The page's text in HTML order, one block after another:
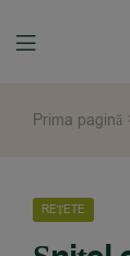
Prima pagină
REȚETE